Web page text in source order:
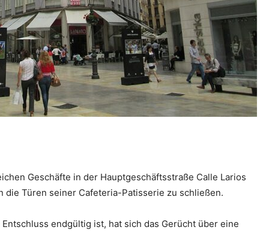
Geschäfte in der Hauptgeschäftsstraße Calle Larios
die Türen seiner Cafeteria-Patisserie zu schließen.
endgültig ist, hat sich das Gerücht über eine